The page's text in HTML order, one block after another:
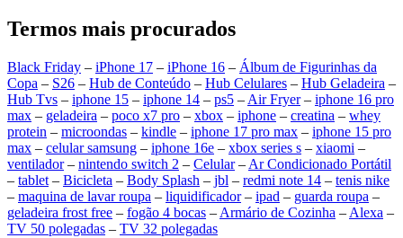
Termos mais procurados
Black Friday – iPhone 17 – iPhone 16 – Álbum de Figurinhas da
Copa – S26 – Hub de Conteúdo – Hub Celulares – Hub Geladeira –
Hub Tvs – iphone 15 – iphone 14 – ps5 – Air Fryer– iphone 16 pro
max – geladeira – poco x7 pro – xbox – iphone – creatina – whey
protein – microondas – kindle – iphone 17 pro max – iphone 15 pro
max – celular samsung – iphone 16e – xbox series s – xiaomi –
ventilador– nintendo switch 2 – Celular– Ar Condicionado Portátil
– tablet – Bicicleta – Body Splash – jbl – redmi note 14 – tenis nike
– maquina de lavar roupa – liquidificador– ipad – guarda roupa –
geladeira frost free – fogão 4 bocas – Armário de Cozinha – Alexa –
TV 50 polegadas – TV 32 polegadas